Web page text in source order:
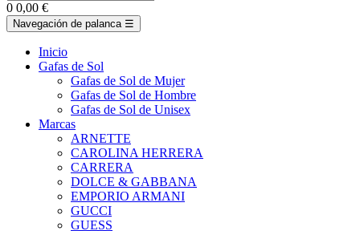
0 0,00 €
Navegación de palanca ☰
Inicio
Gafas de Sol
Gafas de Sol de Mujer
Gafas de Sol de Hombre
Gafas de Sol de Unisex
Marcas
ARNETTE
CAROLINA HERRERA
CARRERA
DOLCE & GABBANA
EMPORIO ARMANI
GUCCI
GUESS